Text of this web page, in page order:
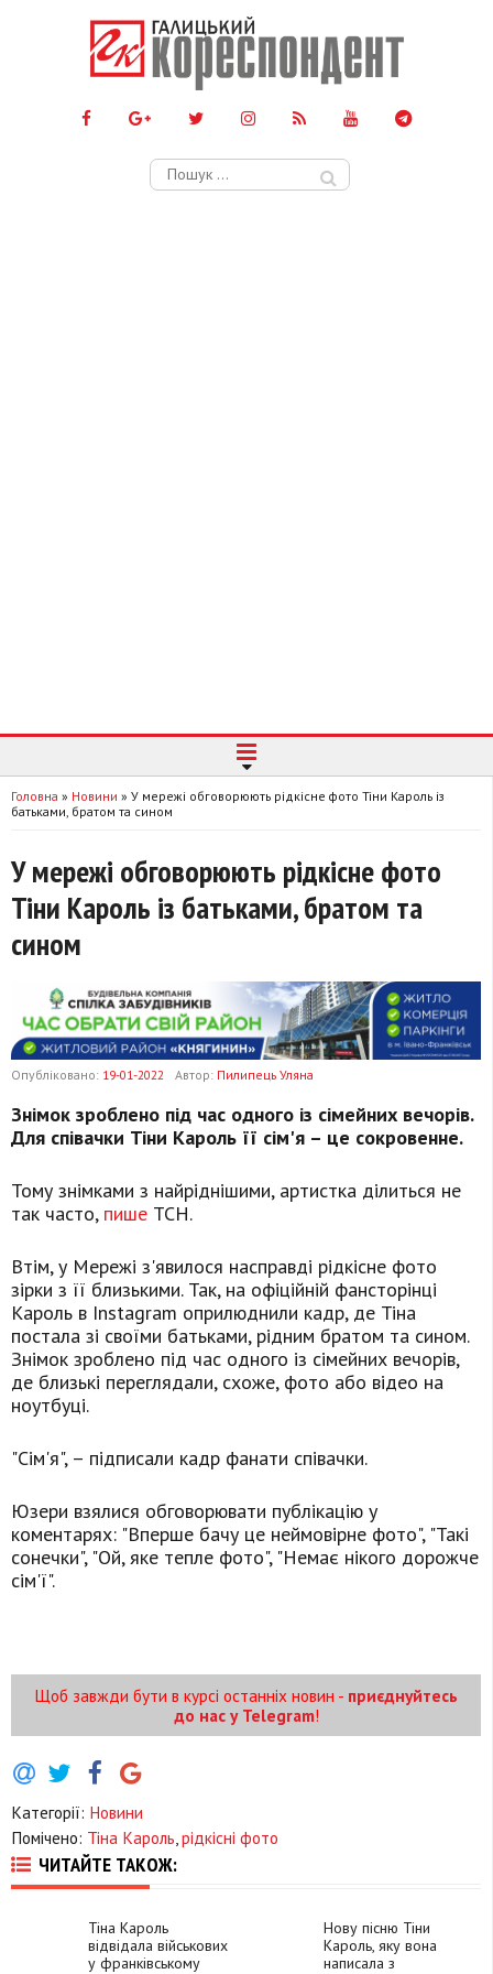
Пошук:
Головна » Новини » У мережі обговорюють рідкісне фото Тіни Кароль із
батьками, братом та сином
У мережі обговорюють рідкісне фото
Тіни Кароль із батьками, братом та
сином
Опубліковано: 19-01-2022 Автор: Пилипець Уляна
Знімок зроблено під час одного із сімейних вечорів.
Для співачки Тіни Кароль її сім'я – це сокровенне.
Тому знімками з найріднішими, артистка ділиться не
так часто, пише ТСН.
Втім, у Мережі з'явилося насправді рідкісне фото
зірки з її близькими. Так, на офіційній фансторінці
Кароль в Instagram оприлюднили кадр, де Тіна
постала зі своїми батьками, рідним братом та сином.
Знімок зроблено під час одного із сімейних вечорів,
де близькі переглядали, схоже, фото або відео на
ноутбуці.
"Сім'я", – підписали кадр фанати співачки.
Юзери взялися обговорювати публікацію у
коментарях: "Вперше бачу це неймовірне фото", "Такі
сонечки", "Ой, яке тепле фото", "Немає нікого дорожче
сім'ї".
Щоб завжди бути в курсі останніх новин - приєднуйтесь
до нас у Telegram!
Категорії: Новини
Помічено: Тіна Кароль рідкісні фото
ЧИТАЙТЕ ТАКОЖ:
Тіна Кароль
відвідала військових
у франківському
Нову пісню Тіни
Кароль, яку вона
написала з